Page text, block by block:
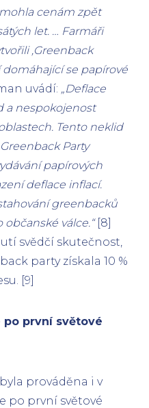
cenám zpět
let. … Farmáři
‚Greenback
domáhající se papírové
uvádí: „Deflace
a nespokojenost
Tento neklid
Party
papírových
deflace inflací.
greenbacků
válce.“ [8]
svědčí skutečnost,
party získala 10 %
[9]
po první světové
prováděna i v
po první světové